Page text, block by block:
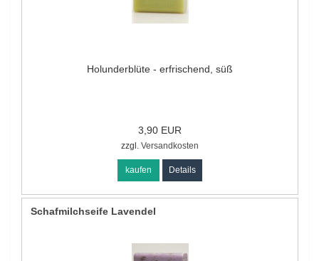
Holunderblüte - erfrischend, süß
3,90 EUR
zzgl. Versandkosten
kaufen Details
Schafmilchseife Lavendel